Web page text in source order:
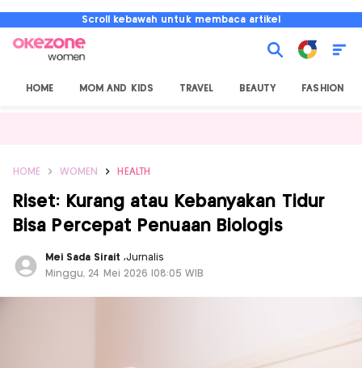
Scroll kebawah untuk membaca artikel
HOME MOM AND KIDS TRAVEL BEAUTY FASHION
HOME WOMEN HEALTH
Riset: Kurang atau Kebanyakan Tidur
Bisa Percepat Penuaan Biologis
Mei Sada Sirait ,Jurnalis
Minggu, 24 Mei 2026 |08:05 WIB